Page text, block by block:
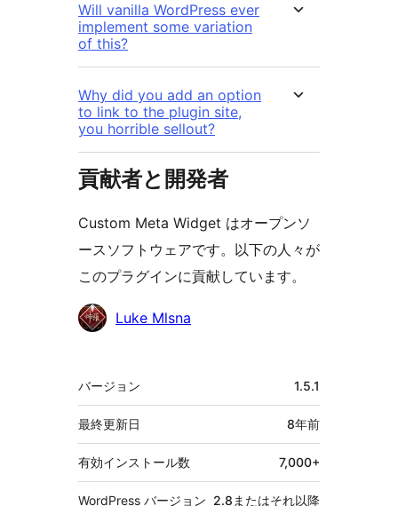
Will vanilla WordPress ever
implement some variation
of this?
Why did you add an option
to link to the plugin site,
you horrible sellout?
貢献者と開発者
Custom Meta Widget はオープンソ
ースソフトウェアです。以下の人々が
このプラグインに貢献しています。
貢
Luke Mlsna
メ
タ
バージョン 1.5.1
最終更新日 8年前
有効インストール数 7,000+
WordPress バージョン 2.8またはそれ以降